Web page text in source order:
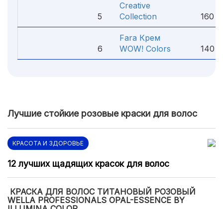
5
Creative
Collection
160 ₽
6
Fara Крем
WOW! Colors
140 ₽
Лучшие стойкие розовые краски для волос
КРАСОТА И ЗДОРОВЬЕ
12 лучших щадящих красок для волос
КРАСКА ДЛЯ ВОЛОС ТИТАНОВЫЙ РОЗОВЫЙ
WELLA PROFESSIONALS OPAL-ESSENCE BY